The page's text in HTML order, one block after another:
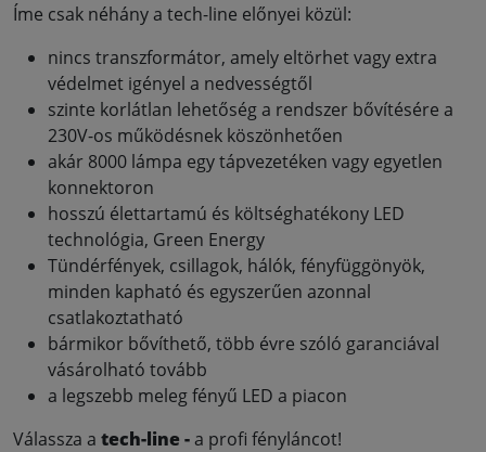
Íme csak néhány a tech-line előnyei közül:
nincs transzformátor, amely eltörhet vagy extra
védelmet igényel a nedvességtől
szinte korlátlan lehetőség a rendszer bővítésére a
230V-os működésnek köszönhetően
akár 8000 lámpa egy tápvezetéken vagy egyetlen
konnektoron
hosszú élettartamú és költséghatékony LED
technológia, Green Energy
Tündérfények, csillagok, hálók, fényfüggönyök,
minden kapható és egyszerűen azonnal
csatlakoztatható
bármikor bővíthető, több évre szóló garanciával
vásárolható tovább
a legszebb meleg fényű LED a piacon
Válassza a tech-line -a profi fényláncot!